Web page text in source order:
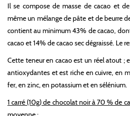
Il se compose de masse de cacao et
même un mélange de pâte et de beurre
contient au minimum 43% de cacao,
cacao et 14% de cacao sec dégraissé. Le
Cette teneur en cacao est un réel atout ;
antioxydantes et est riche en cuivre, en
fer, en zinc, en potassium et en sélénium.
1 carré (10g) de chocolat noir à 70 % de